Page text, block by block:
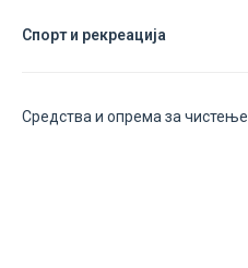
Спорт и рекреација
Средства и опрема за чистење